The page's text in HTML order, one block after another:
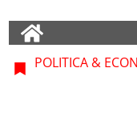
POLITICA &